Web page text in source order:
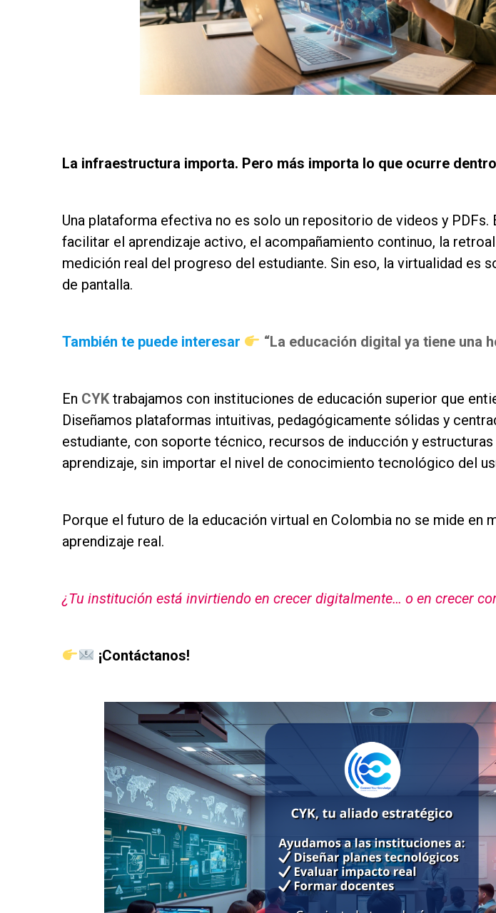
La infraestructura importa. Pero más importa lo que ocurre
Una plataforma efectiva no es solo un repositorio de videos y PDFs.
facilitar el aprendizaje activo, el acompañamiento continuo, la
medición real del progreso del estudiante. Sin eso, la virtualidad es
de pantalla.
También te puede interesar
“La educación digital ya tiene una
En CYK trabajamos con instituciones de educación superior que
Diseñamos plataformas intuitivas, pedagógicamente sólidas y
estudiante, con soporte técnico, recursos de inducción y
aprendizaje, sin importar el nivel de conocimiento tecnológico del
Porque el futuro de la educación virtual en Colombia no se mide en
aprendizaje real.
¿Tu institución está invirtiendo en crecer digitalmente… o en crecer
¡Contáctanos!